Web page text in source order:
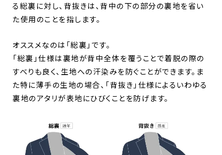
る総裏に対し、背抜きは、背中の下の部分の裏地を省い
た使用のことを指します。
オススメなのは「総裏」です。
「総裏」仕様は裏地が背中全体を覆うことで着脱の際の
すべりも良く、生地への汗染みを防ぐことができます。ま
た特に薄手の生地の場合、「背抜き」仕様によるいわゆる
裏地のアタリが表地にひびくことを防げます。